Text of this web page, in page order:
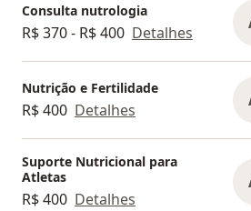
Consulta nutrologia
R$ 370 - R$ 400 Detalhes
Nutrição e Fertilidade
R$ 400 Detalhes
Suporte Nutricional para
Atletas
R$ 400 Detalhes